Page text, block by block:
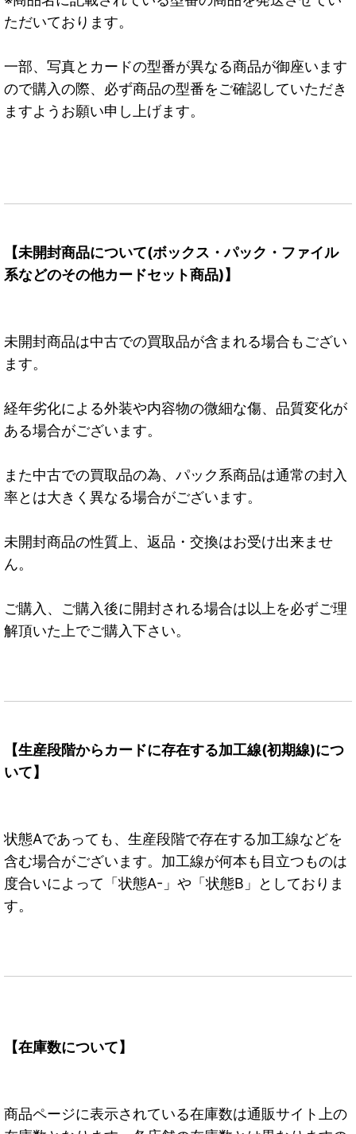
ただいております。
一部、写真とカードの型番が異なる商品が御座います
ので購入の際、必ず商品の型番をご確認していただき
ますようお願い申し上げます。
【未開封商品について(ボックス・パック・ファイル
系などのその他カードセット商品)】
未開封商品は中古での買取品が含まれる場合もござい
ます。
経年劣化による外装や内容物の微細な傷、品質変化が
ある場合がございます。
また中古での買取品の為、パック系商品は通常の封入
率とは大きく異なる場合がございます。
未開封商品の性質上、返品・交換はお受け出来ませ
ん。
ご購入、ご購入後に開封される場合は以上を必ずご理
解頂いた上でご購入下さい。
【生産段階からカードに存在する加工線(初期線)につ
いて】
状態Aであっても、生産段階で存在する加工線などを
含む場合がございます。加工線が何本も目立つものは
度合いによって「状態A-」や「状態B」としておりま
す。
【在庫数について】
商品ページに表示されている在庫数は通販サイト上の